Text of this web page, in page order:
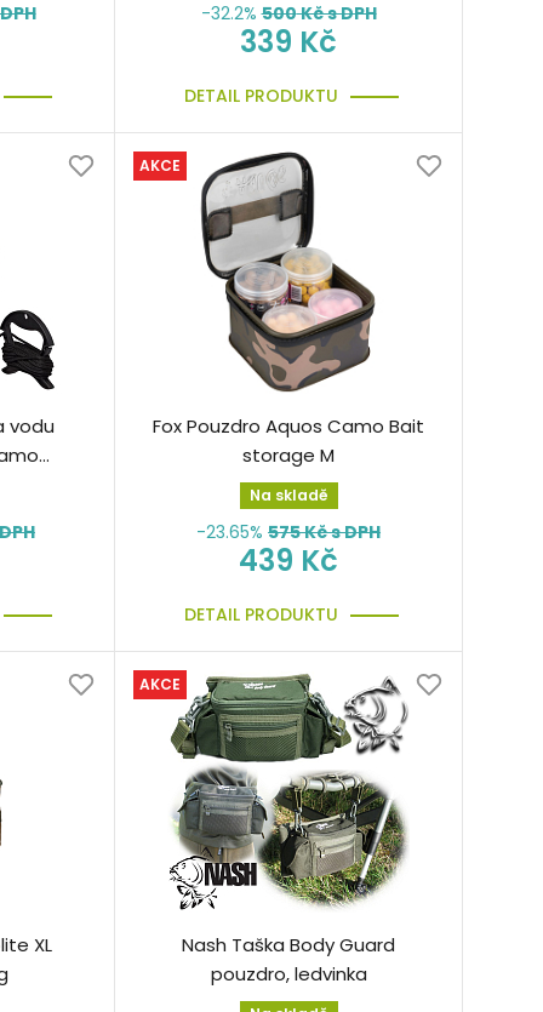
-32.2% 500Kč s DPH
339 Kč
DETAIL PRODUKTU
vodu
AKCE
Fox Pouzdro Aquos Camo Bait
storage M
Na skladě
-23.65% 575Kč s DPH
439 Kč
DETAIL PRODUKTU
XL
AKCE
Nash Taška Body Guard
pouzdro, ledvinka